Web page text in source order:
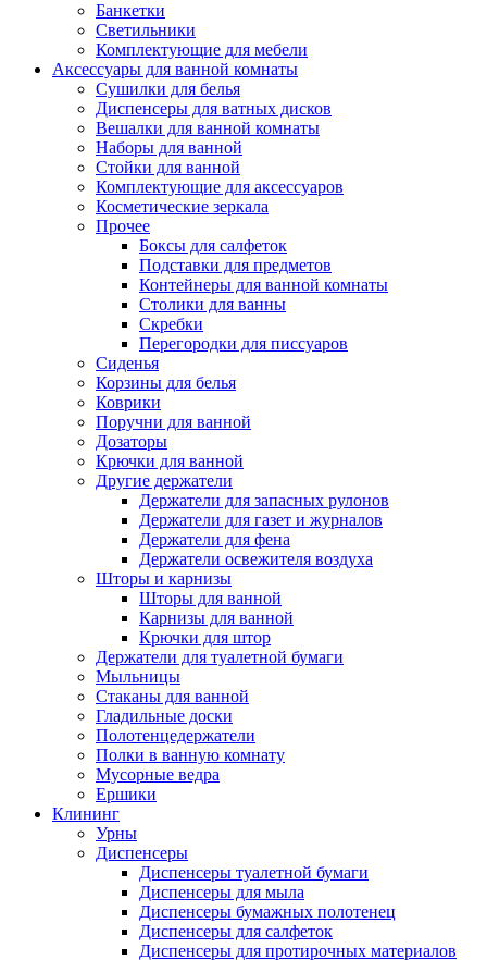
Банкетки
Светильники
Комплектующие для мебели
Аксессуары для ванной комнаты
Сушилки для белья
Диспенсеры для ватных дисков
Вешалки для ванной комнаты
Наборы для ванной
Стойки для ванной
Комплектующие для аксессуаров
Косметические зеркала
Прочее
Боксы для салфеток
Подставки для предметов
Контейнеры для ванной комнаты
Столики для ванны
Скребки
Перегородки для писсуаров
Сиденья
Корзины для белья
Коврики
Поручни для ванной
Дозаторы
Крючки для ванной
Другие держатели
Держатели для запасных рулонов
Держатели для газет и журналов
Держатели для фена
Держатели освежителя воздуха
Шторы и карнизы
Шторы для ванной
Карнизы для ванной
Крючки для штор
Держатели для туалетной бумаги
Мыльницы
Стаканы для ванной
Гладильные доски
Полотенцедержатели
Полки в ванную комнату
Мусорные ведра
Ершики
Клининг
Урны
Диспенсеры
Диспенсеры туалетной бумаги
Диспенсеры для мыла
Диспенсеры бумажных полотенец
Диспенсеры для салфеток
Диспенсеры для протирочных материалов